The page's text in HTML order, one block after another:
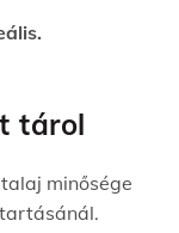
tárol
minősége